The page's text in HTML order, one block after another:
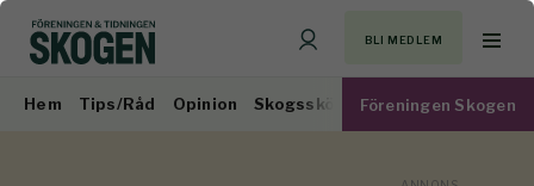
BLI MEDLEM
Hem Tips/Råd Opinion Skogsskötsel Virkesmarknad
Föreningen Skogen